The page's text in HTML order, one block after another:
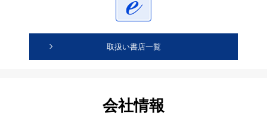
取扱い書店一覧
会社情報